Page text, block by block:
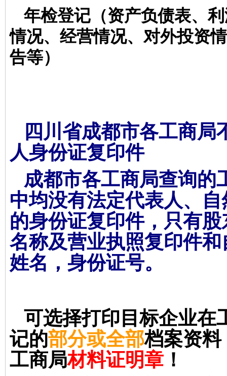
年检登记 （资产负债表、
情况、经营情况、对外投资
告等）
四川省成都市各工商局
人身份证复印件
成都市各工商局查询的
中均没有法定代表人、
的身份证复印件，只有
名称及营业执照复印件和
姓名，身份证号。
可选择打印目标企业在
记的部分或全部档案资料
工商局材料证明章 ！